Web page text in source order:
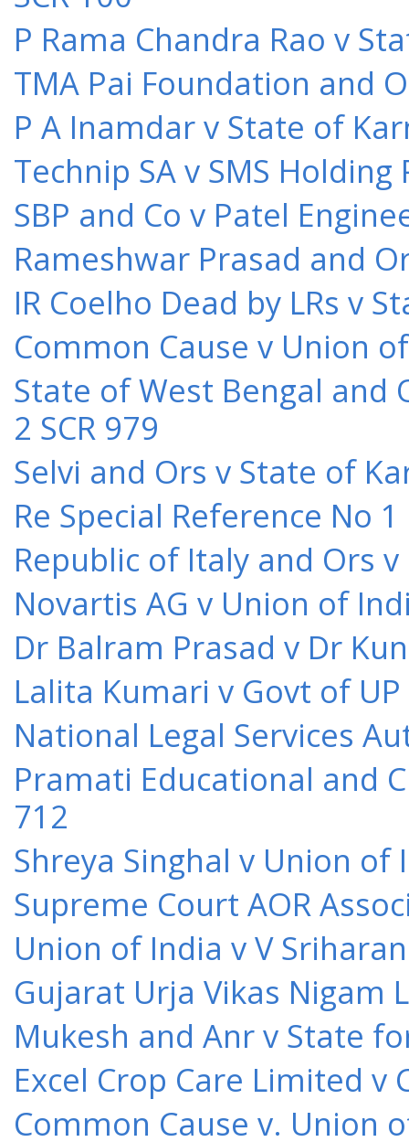
P Rama Chandra Rao v
TMA Pai Foundation and
P A Inamdar v State of
Technip SA v SMS
SBP and Co v Patel
Rameshwar Prasad and
IR Coelho Dead by LRs v
Common Cause v Union
State of West Bengal
2 SCR 979
Selvi and Ors v State of
Re Special Reference No
Republic of Italy and Ors
Novartis AG v Union of
Dr Balram Prasad v Dr
Lalita Kumari v Govt of
National Legal Services
Pramati Educational and
712
Shreya Singhal v Union of
Supreme Court AOR
Union of India v V
Gujarat Urja Vikas Nigam
Mukesh and Anr v State
Excel Crop Care Limited
Common Cause v. Union